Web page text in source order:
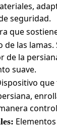
seguridad.
que
las lamas.
de la
suave.